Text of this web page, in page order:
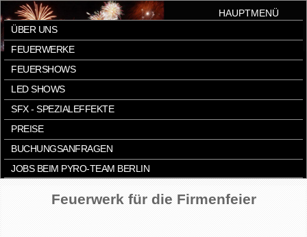
HAUPTMENÜ
ÜBER UNS
FEUERWERKE
FEUERSHOWS
LED SHOWS
SFX - SPEZIALEFFEKTE
PREISE
BUCHUNGSANFRAGEN
JOBS BEIM PYRO-TEAM BERLIN
Feuerwerk für die Firmenfeier